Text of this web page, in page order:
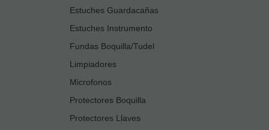
Estuches Guardacañas
Estuches Instrumento
Fundas Boquilla/Tudel
Limpiadores
Microfonos
Protectores Boquilla
Protectores Llaves